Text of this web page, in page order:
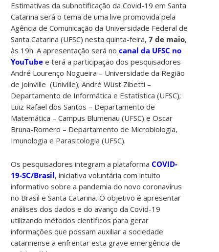
Estimativas da subnotificação da Covid-19 em Santa
Catarina será o tema de uma live promovida pela
Agência de Comunicação da Universidade Federal de
Santa Catarina (UFSC) nesta quinta-feira,7 de maio,
às 19h. A apresentação será nocanal da UFSC no
YouTube e terá a participação dos pesquisadores
André Lourenço Nogueira – Universidade da Região
de Joinville (Univille); André Wüst Zibetti –
Departamento de Informática e Estatística (UFSC);
Luiz Rafael dos Santos – Departamento de
Matemática – Campus Blumenau (UFSC) e Oscar
Bruna-Romero – Departamento de Microbiologia,
Imunologia e Parasitologia (UFSC).
Os pesquisadores integram a plataformaCOVID-
19-SC/Brasil, iniciativa voluntária com intuito
informativo sobre a pandemia do novo coronavírus
no Brasil e Santa Catarina. O objetivo é apresentar
análises dos dados e do avanço da Covid-19
utilizando métodos científicos para gerar
informações que possam auxiliar a sociedade
catarinense a enfrentar esta grave emergência de